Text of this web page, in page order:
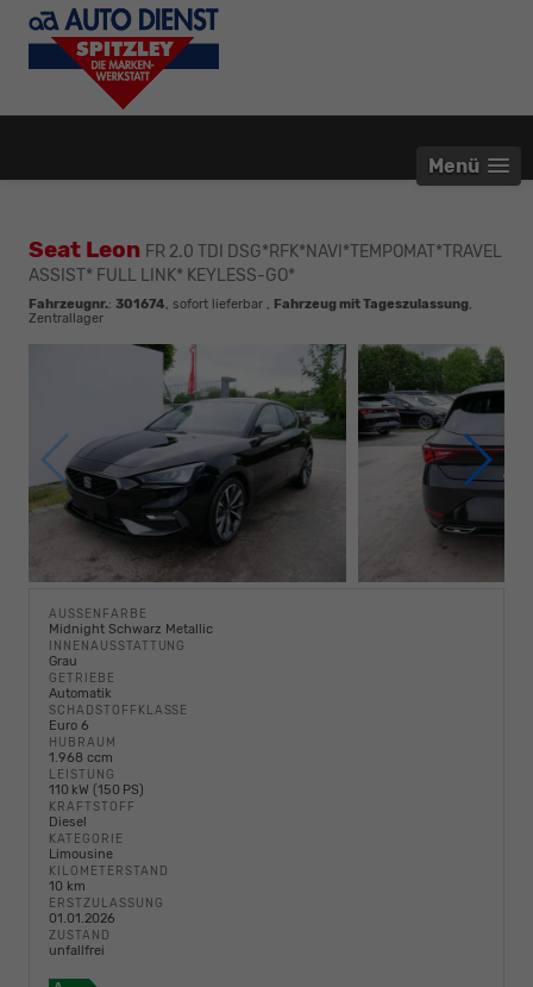
Menü
Seat Leon FR 2.0 TDI DSG*RFK*NAVI*TEMPOMAT*TRAVEL
ASSIST* FULL LINK* KEYLESS-GO*
Fahrzeugnr.: 301674, sofort lieferbar , Fahrzeug mit Tageszulassung,
Zentrallager
AUSSENFARBE
Midnight Schwarz Metallic
INNENAUSSTATTUNG
Grau
GETRIEBE
Automatik
SCHADSTOFFKLASSE
Euro 6
HUBRAUM
1.968 ccm
LEISTUNG
110 kW (150 PS)
KRAFTSTOFF
Diesel
KATEGORIE
Limousine
KILOMETERSTAND
10 km
ERSTZULASSUNG
01.01.2026
ZUSTAND
unfallfrei